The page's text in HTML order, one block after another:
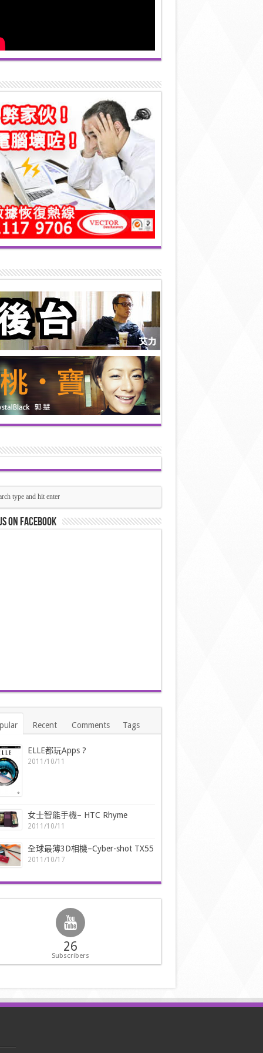
on Facebook
Recent Comments Tags
ELLE都玩Apps ?
2011/10/11
女士智能手機– HTC Rhyme
2011/10/11
全球最薄3D相機–Cyber-shot TX55
2011/10/17
26
Subscribers